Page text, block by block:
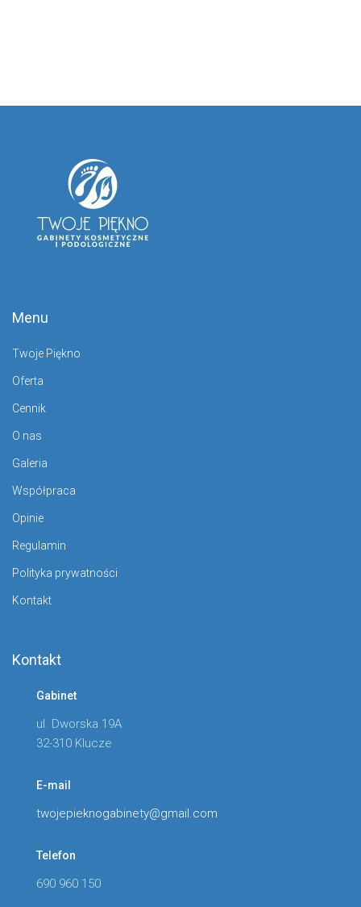
Menu
Twoje Piękno
Oferta
Cennik
O nas
Galeria
Współpraca
Opinie
Regulamin
Polityka prywatności
Kontakt
Kontakt
Gabinet
ul. Dworska 19A
32-310 Klucze
E-mail
twojepieknogabinety@gmail.com
Telefon
690 960 150